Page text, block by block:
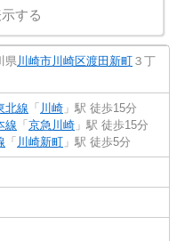
する
県川崎市川崎区渡田新町 ３丁
北線 「 川崎 」駅 徒歩15分
線 「 京急川崎 」駅 徒歩15分
「 川崎新町 」駅 徒歩5分